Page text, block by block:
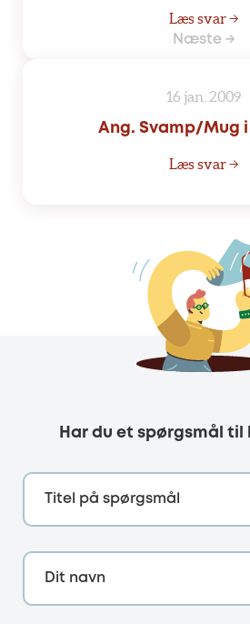
Læs svar →
Næste →
16 jan. 2009
Ang. Svamp/Mug
Læs svar →
Har du et spørgsmål til
Titel på spørgsmål
Dit navn